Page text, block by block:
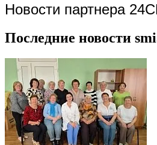
Новости партнера
Последние новости